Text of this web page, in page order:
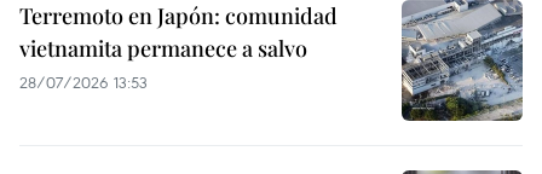
Terremoto en Japón: comunidad
vietnamita permanece a salvo
28/07/2026 13:53